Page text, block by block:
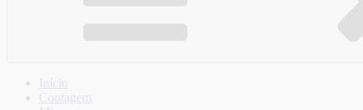
Início
Contagem